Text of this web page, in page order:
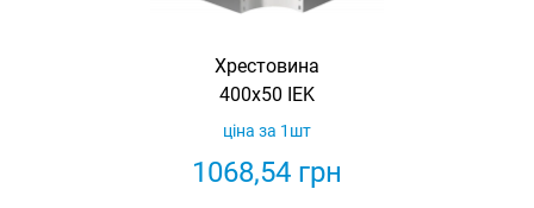
Хрестовина
400х50 IEK
1068,54 грн
ціна за 1шт